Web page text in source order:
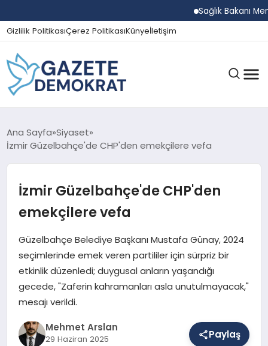
Sağlık Bakanı
Gizlilik PolitikasıÇerez PolitikasıKünyeİletişim
GÜNDEM
SPOR
MAGAZIN
SAĞLIK
Ana Sayfa Siyaset
İzmir Güzelbahçe'de CHP'den emekçilere vefa
İzmir Güzelbahçe'de CHP'den
emekçilere vefa
Güzelbahçe Belediye Başkanı Mustafa Günay, 2024
seçimlerinde emek veren partililer için sürpriz bir
etkinlik düzenledi; duygusal anların yaşandığı
gecede, "Zaferin kahramanları asla unutulmayacak,"
mesajı verildi.
Mehmet Arslan
29 Haziran 2025 Paylaş